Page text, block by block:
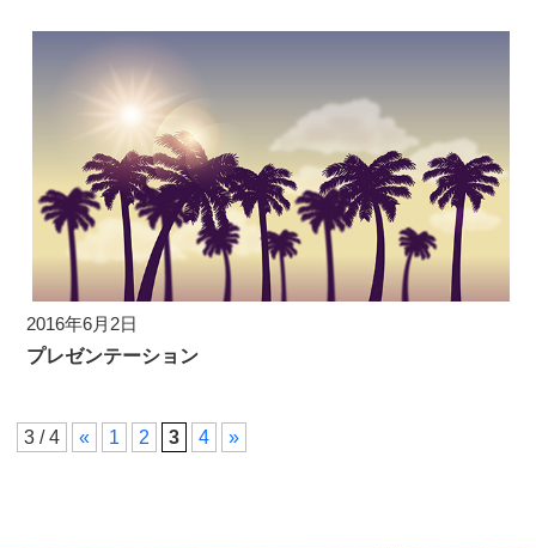
2016年6月2日
プレゼンテーション
3 / 4 « 1 2 3 4 »